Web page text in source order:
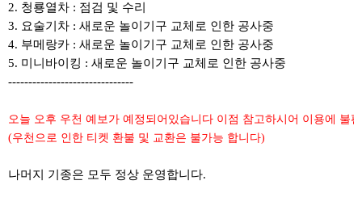
2. 청룡열차 : 점검 및 수리
3. 요술기차 : 새로운 놀이기구 교체로 인한 공사중
4. 부메랑카 : 새로운 놀이기구 교체로 인한 공사중
5. 미니바이킹 : 새로운 놀이기구 교체로 인한 공사중
-------------------------------
오늘 오후 우천 예보가 예정되어있습니다 이점 참고하시어 이용에 불
(우천으로 인한 티켓 환불 및 교환은 불가능 합니다)
나머지 기종은 모두 정상 운영합니다.